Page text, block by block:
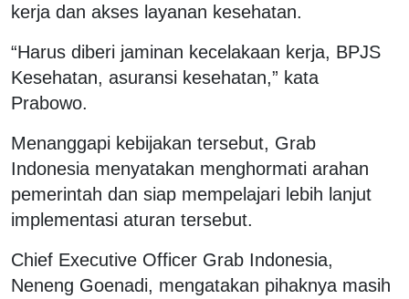
kerja dan akses layanan kesehatan.
“Harus diberi jaminan kecelakaan kerja, BPJS
Kesehatan, asuransi kesehatan,” kata
Prabowo.
Menanggapi kebijakan tersebut, Grab
Indonesia menyatakan menghormati arahan
pemerintah dan siap mempelajari lebih lanjut
implementasi aturan tersebut.
Chief Executive Officer Grab Indonesia,
Neneng Goenadi, mengatakan pihaknya masih